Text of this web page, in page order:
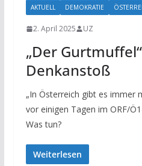
AKTUELL DEMOKRATIE
2. April 2025 UZ
„Der
Denkanstoß
„In Österreich gibt es immer
vor einigen Tagen im ORF/
Was tun?
Weiterlesen